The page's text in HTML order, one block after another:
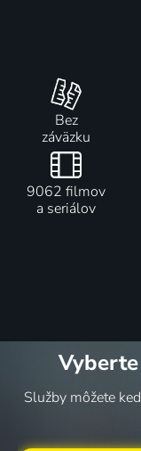
Bez
záväzku
9062 filmov
a seriálov
Služby môžete